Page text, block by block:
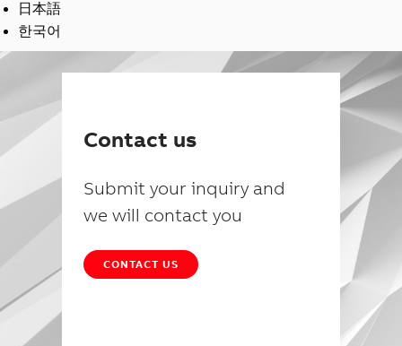
日本語
한국어
Contact us
Submit your inquiry and
we will contact you
CONTACT US